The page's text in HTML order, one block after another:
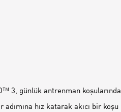
3, günlük antrenman koşularında
hız katarak akıcı bir koşu